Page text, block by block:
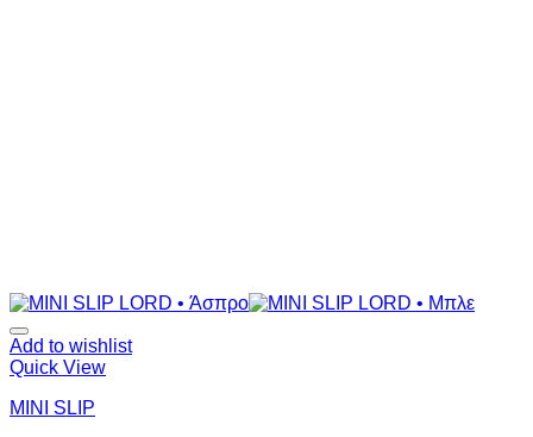
Add to wishlist
Quick View
MINI SLIP